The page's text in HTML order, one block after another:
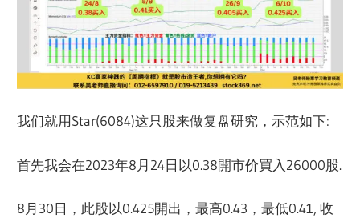
我们就用Star(6084)这只股来做复盘研究，示范如下:
首先我会在2023年8月24日以0.38開市价買入26000股.
8月30日，此股以0.425開出，最高0.43，最低0.41, 收